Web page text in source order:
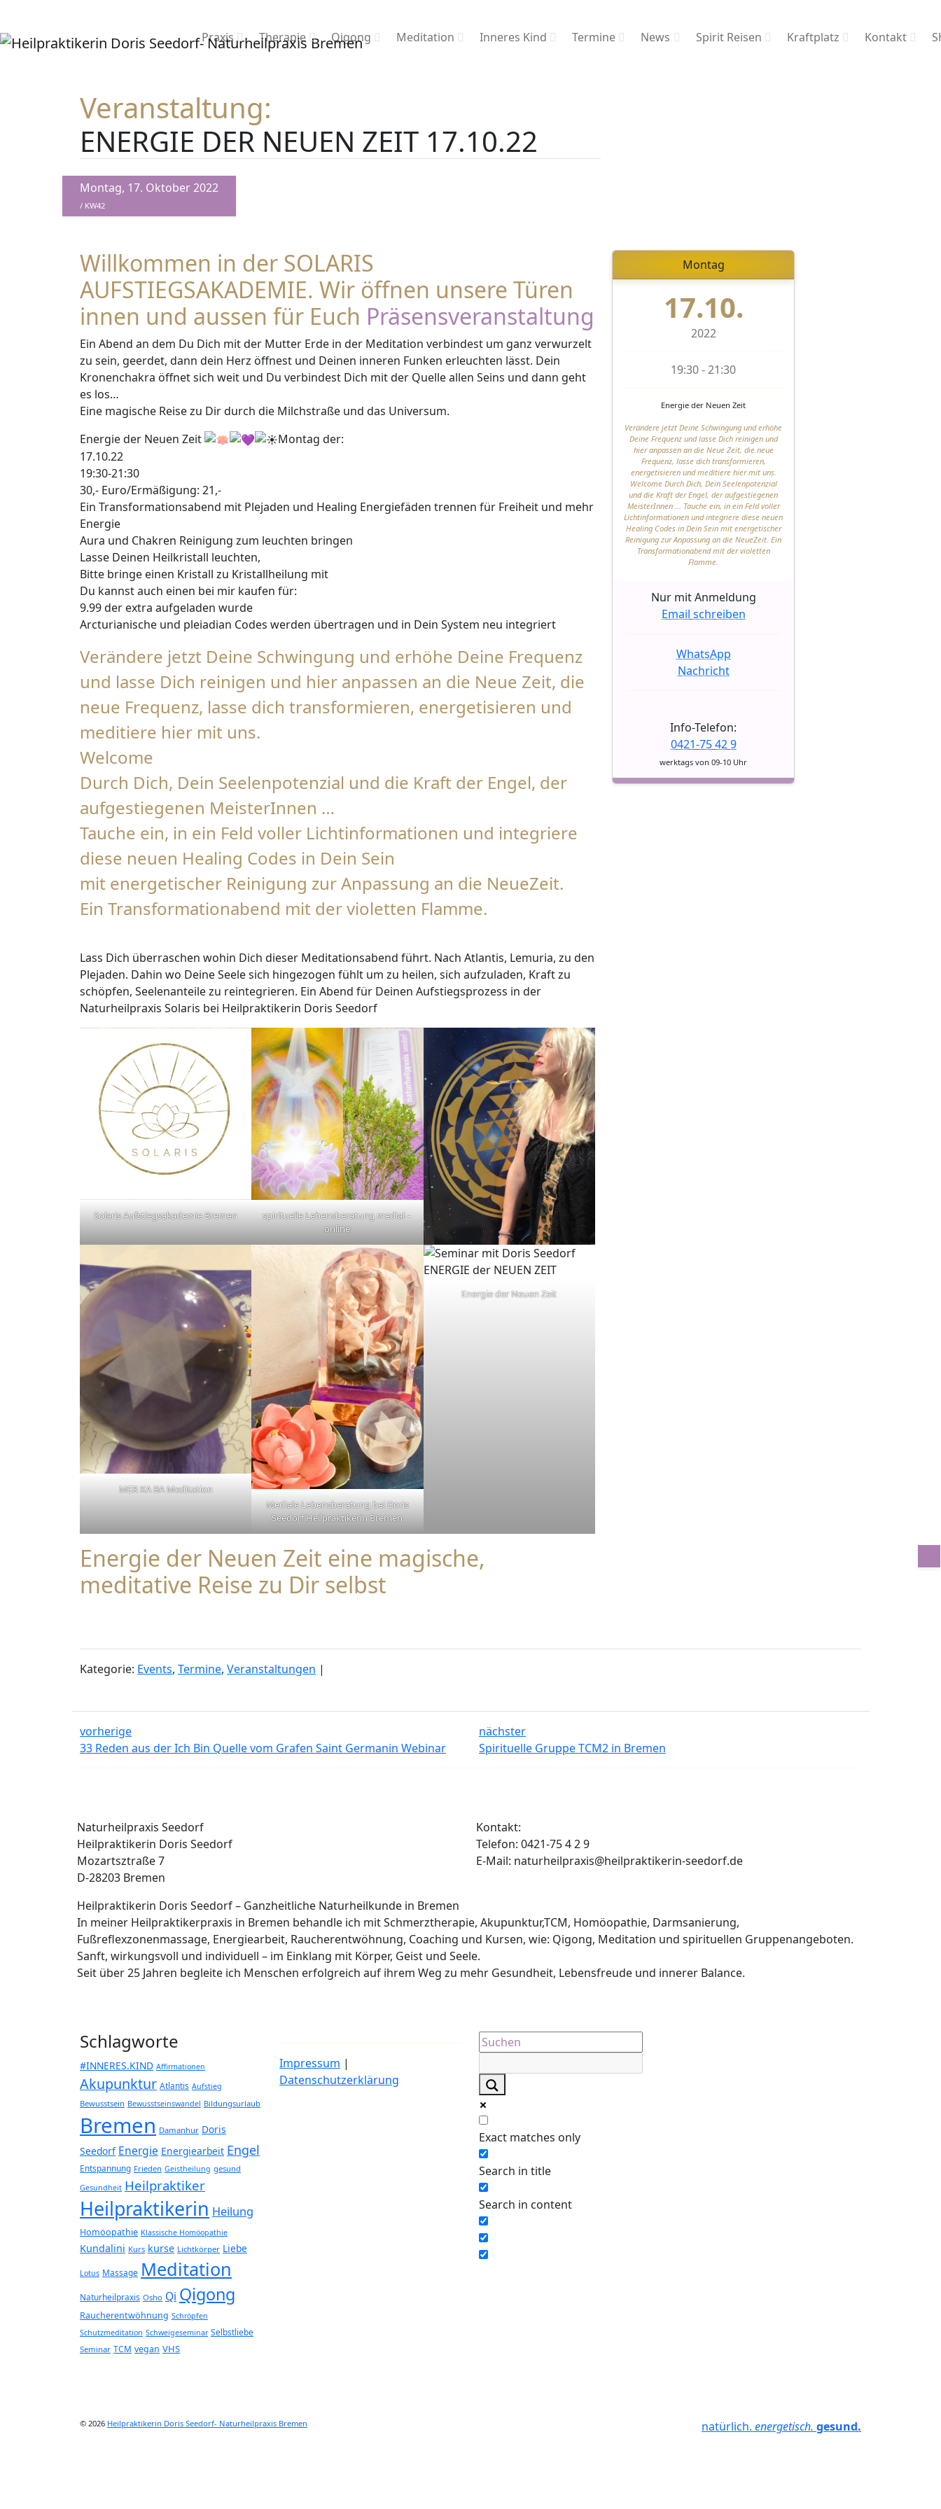
Praxis Therapie Qigong Meditation Inneres Kind Termine News Spirit Reisen Kraftplatz Kontakt
Veranstaltung:
ENERGIE DER NEUEN ZEIT 17.10.22
Montag, 17. Oktober 2022
/ KW42
Montag
17.10.
2022
19:30 - 21:30
Energie der Neuen Zeit
Verändere jetzt Deine Schwingung und erhöhe
Deine Frequenz und lasse Dich reinigen und
hier anpassen an die Neue Zeit, die neue
Frequenz, lasse dich transformieren,
energetisieren und meditiere hier mit uns.
Welcome Durch Dich, Dein Seelenpotenzial
und die Kraft der Engel, der aufgestiegenen
MeisterInnen ... Tauche ein, in ein Feld voller
Lichtinformationen und integriere diese neuen
Healing Codes in Dein Sein mit energetischer
Reinigung zur Anpassung an die NeueZeit. Ein
Transformationabend mit der violetten
Flamme.
Nur mit Anmeldung
Email schreiben
WhatsApp
Nachricht
Info-Telefon:
0421-75 42 9
werktags von 09-10 Uhr
Willkommen in der SOLARIS
AUFSTIEGSAKADEMIE. Wir öffnen unsere Türen
innen und aussen für Euch Präsensveranstaltung
Ein Abend an dem Du Dich mit der Mutter Erde in der Meditation verbindest um ganz verwurzelt
zu sein, geerdet, dann dein Herz öffnest und Deinen inneren Funken erleuchten lässt. Dein
Kronenchakra öffnet sich weit und Du verbindest Dich mit der Quelle allen Seins und dann geht
es los…
Eine magische Reise zu Dir durch die Milchstraße und das Universum.
Energie der Neuen Zeit
Montag der:
17.10.22
19:30-21:30
30,- Euro/Ermäßigung: 21,-
Ein Transformationsabend mit Plejaden und Healing Energiefäden trennen für Freiheit und mehr
Energie
Aura und Chakren Reinigung zum leuchten bringen
Lasse Deinen Heilkristall leuchten,
Bitte bringe einen Kristall zu Kristallheilung mit
Du kannst auch einen bei mir kaufen für:
9.99 der extra aufgeladen wurde
Arcturianische und pleiadian Codes werden übertragen und in Dein System neu integriert
Verändere jetzt Deine Schwingung und erhöhe Deine Frequenz
und lasse Dich reinigen und hier anpassen an die Neue Zeit, die
neue Frequenz, lasse dich transformieren, energetisieren und
meditiere hier mit uns.
Welcome
Durch Dich, Dein Seelenpotenzial und die Kraft der Engel, der
aufgestiegenen MeisterInnen …
Tauche ein, in ein Feld voller Lichtinformationen und integriere
diese neuen Healing Codes in Dein Sein
mit energetischer Reinigung zur Anpassung an die NeueZeit.
Ein Transformationabend mit der violetten Flamme.
Lass Dich überraschen wohin Dich dieser Meditationsabend führt. Nach Atlantis, Lemuria, zu den
Plejaden. Dahin wo Deine Seele sich hingezogen fühlt um zu heilen, sich aufzuladen, Kraft zu
schöpfen, Seelenanteile zu reintegrieren. Ein Abend für Deinen Aufstiegsprozess in der
Naturheilpraxis Solaris bei Heilpraktikerin Doris Seedorf
Solaris Aufstiegsakademie Bremen
spirituelle Lebensberatung medial –
online
MER KA BA Meditation
Mediale Lebensberatung bei Doris
Seedorf Heilpraktikerin Bremen
Energie der Neuen Zeit
Energie der Neuen Zeit eine magische,
meditative Reise zu Dir selbst
Kategorie: Events, Termine, Veranstaltungen |
vorherige
33 Reden aus der Ich Bin Quelle vom Grafen Saint Germanin Webinar
nächster
Spirituelle Gruppe TCM2 in Bremen
Naturheilpraxis Seedorf
Heilpraktikerin Doris Seedorf
Mozartsztraße 7
D-28203 Bremen
Kontakt:
Telefon: 0421-75 4 2 9
E-Mail: naturheilpraxis@heilpraktikerin-seedorf.de
Heilpraktikerin Doris Seedorf – Ganzheitliche Naturheilkunde in Bremen
In meiner Heilpraktikerpraxis in Bremen behandle ich mit Schmerztherapie, Akupunktur,TCM, Homöopathie, Darmsanierung,
Fußreflexzonenmassage, Energiearbeit, Raucherentwöhnung, Coaching und Kursen, wie: Qigong, Meditation und spirituellen Gruppenangeboten.
Sanft, wirkungsvoll und individuell – im Einklang mit Körper, Geist und Seele.
Seit über 25 Jahren begleite ich Menschen erfolgreich auf ihrem Weg zu mehr Gesundheit, Lebensfreude und innerer Balance.
Schlagworte
#INNERES.KIND Affirmationen
Akupunktur Atlantis Aufstieg
Bewusstsein Bewusstseinswandel Bildungsurlaub
Bremen Damanhur Doris
Seedorf Energie Energiearbeit Engel
Entspannung Frieden Geistheilung gesund
Gesundheit Heilpraktiker
Heilpraktikerin Heilung
Homöopathie Klassische Homöopathie
Kundalini Kurs kurse Lichtkörper Liebe
Lotus Massage Meditation
Naturheilpraxis Osho Qi Qigong
Raucherentwöhnung Schröpfen
Schutzmeditation Schweigeseminar Selbstliebe
Seminar TCM vegan VHS
Impressum |
Datenschutzerklärung
Exact matches only
Search in title
Search in content
© 2026 Heilpraktikerin Doris Seedorf- Naturheilpraxis Bremen natürlich. energetisch. gesund.